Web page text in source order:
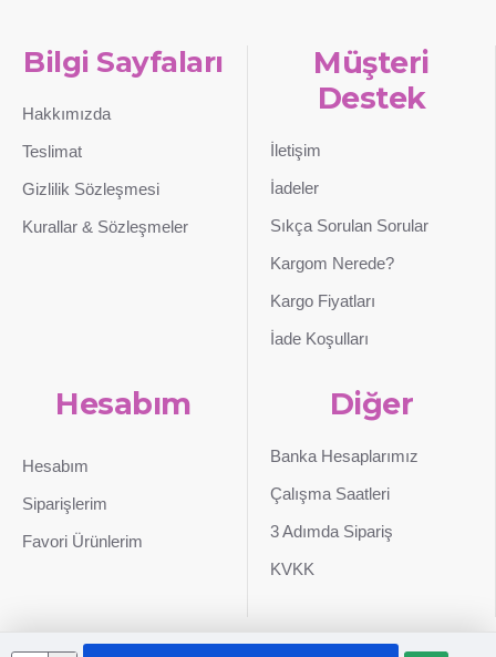
Bilgi Sayfaları
Hakkımızda
Teslimat
Gizlilik Sözleşmesi
Kurallar & Sözleşmeler
Müşteri
Destek
İletişim
İadeler
Sıkça Sorulan Sorular
Kargom Nerede?
Kargo Fiyatları
İade Koşulları
Hesabım
Hesabım
Siparişlerim
Favori Ürünlerim
Diğer
Banka Hesaplarımız
Çalışma Saatleri
3 Adımda Sipariş
KVKK